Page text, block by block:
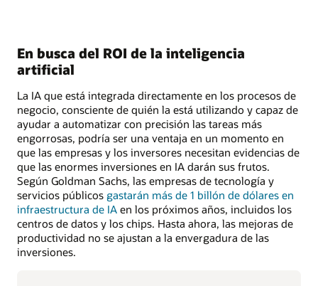
En busca del ROI de la inteligencia
artificial
La IA que está integrada directamente en los procesos de
negocio, consciente de quién la está utilizando y capaz de
ayudar a automatizar con precisión las tareas más
engorrosas, podría ser una ventaja en un momento en
que las empresas y los inversores necesitan evidencias de
que las enormes inversiones en IA darán sus frutos.
Según Goldman Sachs, las empresas de tecnología y
servicios públicos gastarán más de 1 billón de dólares en
infraestructura de IA en los próximos años, incluidos los
centros de datos y los chips. Hasta ahora, las mejoras de
productividad no se ajustan a la envergadura de las
inversiones.